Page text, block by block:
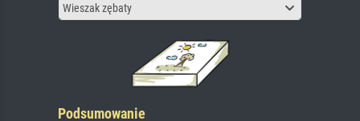
Wieszak zębaty
Podsumowanie